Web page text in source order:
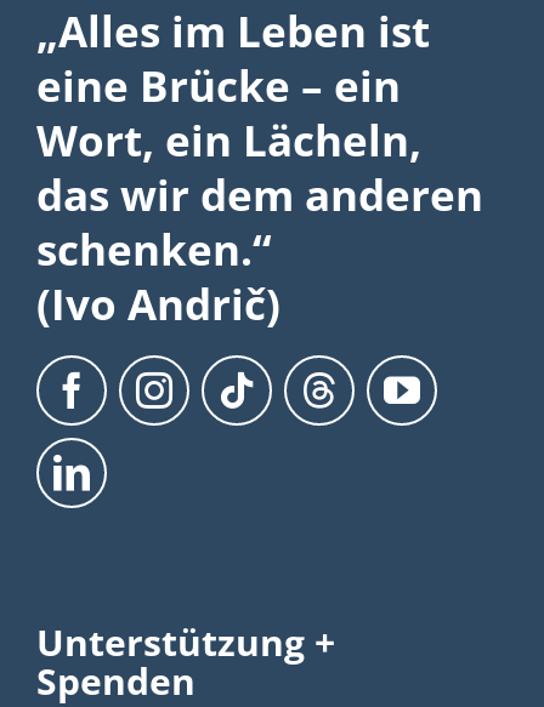
„Alles im Leben ist
eine Brücke – ein
Wort, ein Lächeln,
das wir dem anderen
schenken.“
(Ivo Andrič)
Unterstützung +
Spenden